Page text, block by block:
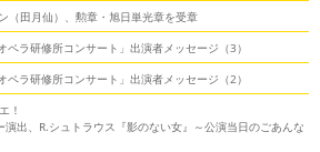
（田月仙）、勲章・旭日単光章を受章
ラ研修所コンサート」出演者メッセージ（3）
ラ研修所コンサート」出演者メッセージ（2）
！
出、R.シュトラウス『影のない女』～公演当日のごあんな